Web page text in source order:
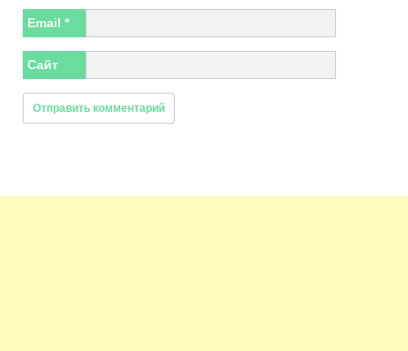
Email *
Сайт